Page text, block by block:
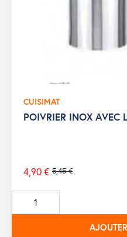
CUISIMAT
POIVRIER INOX AVEC
Prix
de
base
5,45 €
4,90 €